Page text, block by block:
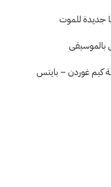
جديدة للموت
بالموسيقى
كيم غوردن – بايتس